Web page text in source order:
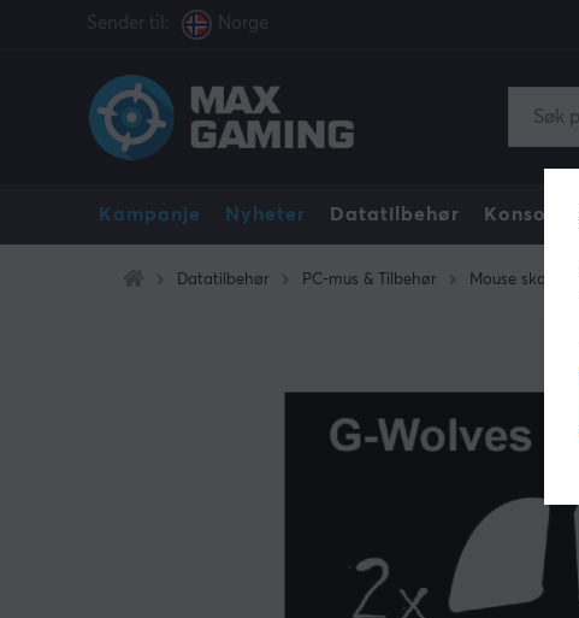
Sender til: Norge
Kampanje Nyheter Datatilbehør Konsoll
Datatilbehør PC-mus & Tilbehør Mouse skates